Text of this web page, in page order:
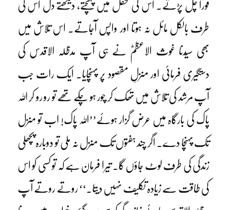
فوراً چل پڑتے۔ اس کی محفل میں پہنچتے، دیکھتے دل اس کی
طرف بالکل مائل نہ ہوتا اور واپس آجاتے۔ اس تلاش میں
بھی سیّدنا غوث الاعظمؓ نے ہی آپ مدظلہ الاقدس کی
دستگیری فرمائی اور منزلِ مقصود پر پہنچایا۔ ایک رات جب
آپ مرشد کی تلاش میں تھک کر چور ہو چکے تھے تو رو رو کر اللہ
پاک کی بارگاہ میں عرض گزار ہوئے’’اللہ پاک! اب تو منزل
تک پہنچا دے۔ اگر چند ہفتوں تک منزل نہ ملی تو دوبارہ پچھلی
زندگی کی طرف لوٹ جاؤں گا۔ تیرا فرمان ہے کہ تو کسی کو اس
کی طاقت سے زیادہ تکلیف نہیں دیتا۔‘‘ روتے روتے آپ